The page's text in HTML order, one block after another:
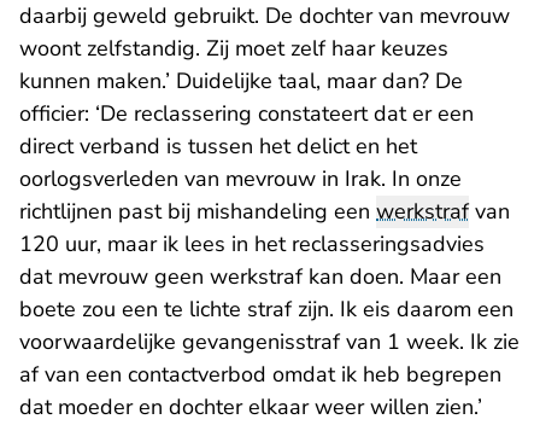
daarbij geweld gebruikt. De dochter van mevrouw
woont zelfstandig. Zij moet zelf haar keuzes
kunnen maken.’ Duidelijke taal, maar dan? De
officier: ‘De reclassering constateert dat er een
direct verband is tussen het delict en het
oorlogsverleden van mevrouw in Irak. In onze
richtlijnen past bij mishandeling een werkstrafvan
120 uur, maar ik lees in het reclasseringsadvies
dat mevrouw geen werkstraf kan doen. Maar een
boete zou een te lichte straf zijn. Ik eis daarom een
voorwaardelijke gevangenisstraf van 1 week. Ik zie
af van een contactverbod omdat ik heb begrepen
dat moeder en dochter elkaar weer willen zien.’